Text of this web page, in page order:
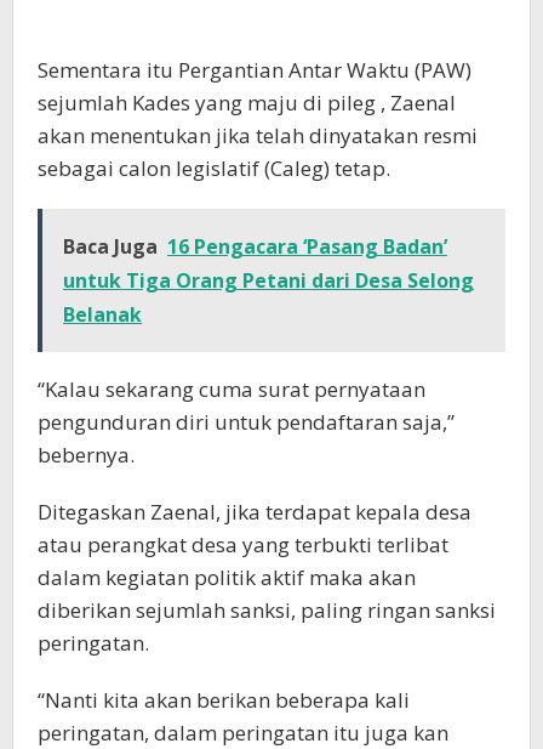
Sementara itu Pergantian Antar Waktu (PAW)
sejumlah Kades yang maju di pileg , Zaenal
akan menentukan jika telah dinyatakan resmi
sebagai calon legislatif (Caleg) tetap.
Baca Juga 16 Pengacara ‘Pasang Badan’
untuk Tiga Orang Petani dari Desa Selong
Belanak
“Kalau sekarang cuma surat pernyataan
pengunduran diri untuk pendaftaran saja,”
bebernya.
Ditegaskan Zaenal, jika terdapat kepala desa
atau perangkat desa yang terbukti terlibat
dalam kegiatan politik aktif maka akan
diberikan sejumlah sanksi, paling ringan sanksi
peringatan.
“Nanti kita akan berikan beberapa kali
peringatan, dalam peringatan itu juga kan